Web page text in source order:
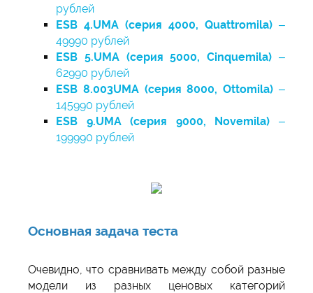
рублей
ESB 4.UMA (серия 4000, Quattromila) –
49990 рублей
ESB 5.UMA (серия 5000, Cinquemila) –
62990 рублей
ESB 8.003UMA (серия 8000, Ottomila) –
145990 рублей
ESB 9.UMA (серия 9000, Novemila) –
199990 рублей
Основная задача теста
Очевидно, что сравнивать между собой разные
модели из разных ценовых категорий